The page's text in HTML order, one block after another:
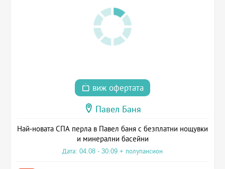
виж офертата
Павел Баня
Най-новата СПА перла в Павел баня с безплатни нощувки
и минерални басейни
Дата: 04.08 - 30.09 + полупансион